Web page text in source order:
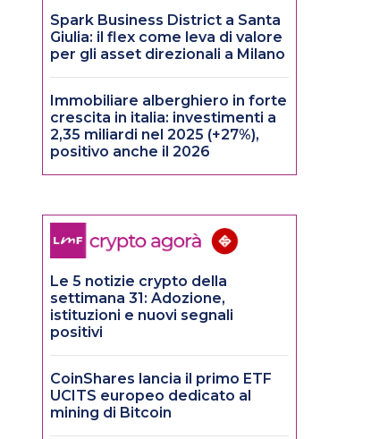
Spark Business District a Santa
Giulia: il flex come leva di valore
per gli asset direzionali a Milano
Immobiliare alberghiero in forte
crescita in italia: investimenti a
2,35 miliardi nel 2025 (+27%),
positivo anche il 2026
Le 5 notizie crypto della
settimana 31: Adozione,
istituzioni e nuovi segnali
positivi
CoinShares lancia il primo ETF
UCITS europeo dedicato al
mining di Bitcoin